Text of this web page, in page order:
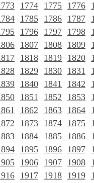
1774 1775 1776
1785 1786 1787
1796 1797 1798
1807 1808 1809
1818 1819 1820
1829 1830 1831
1840 1841 1842
1851 1852 1853
1862 1863 1864
1873 1874 1875
1884 1885 1886
1895 1896 1897
1906 1907 1908
1917 1918 1919